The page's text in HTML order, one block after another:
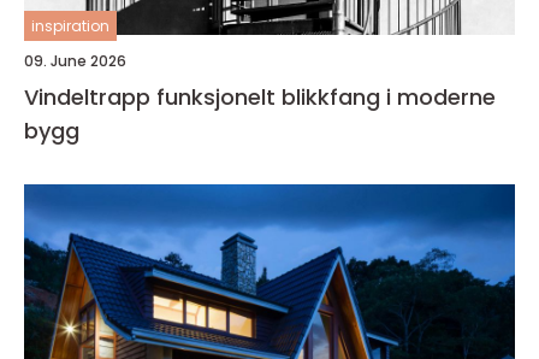
inspiration
09. June 2026
Vindeltrapp funksjonelt blikkfang i moderne
bygg